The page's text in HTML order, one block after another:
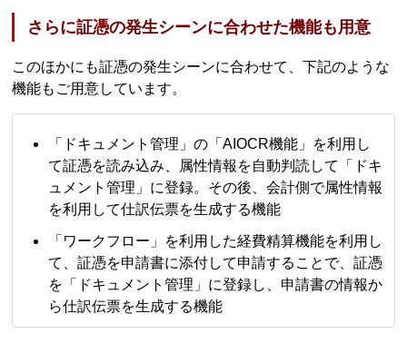
さらに証憑の発生シーンに合わせた機能も用意
このほかにも証憑の発生シーンに合わせて、下記のような
機能もご用意しています。
「ドキュメント管理」の「AIOCR機能」を利用し
て証憑を読み込み、属性情報を自動判読して「ドキ
ュメント管理」に登録。その後、会計側で属性情報
を利用して仕訳伝票を生成する機能
「ワークフロー」を利用した経費精算機能を利用し
て、証憑を申請書に添付して申請することで、証憑
を「ドキュメント管理」に登録し、申請書の情報か
ら仕訳伝票を生成する機能